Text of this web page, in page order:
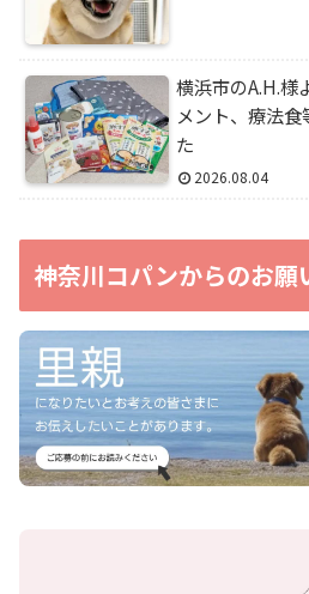
横浜市のA.H.様
メント、療法
た
2026.08.04
神奈川コパンからのお願